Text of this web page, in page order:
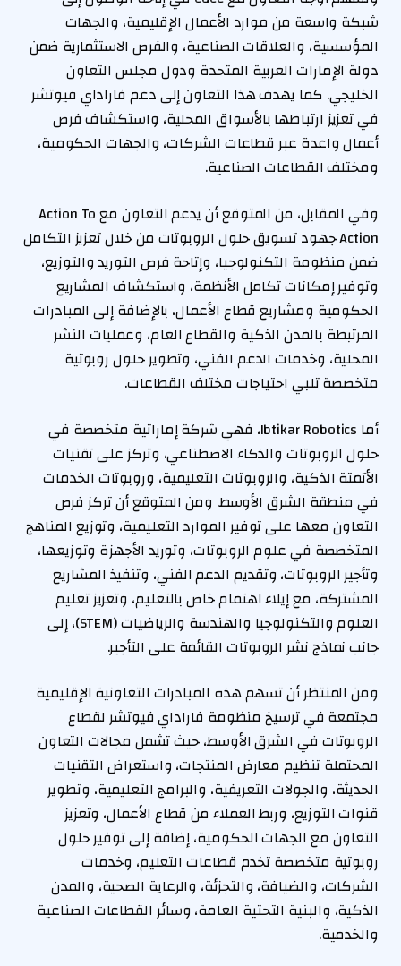
شبكة واسعة من موارد الأعمال الإقليمية، والجهات
المؤسسية، والعلاقات الصناعية، والفرص الاستثمارية ضمن
دولة الإمارات العربية المتحدة ودول مجلس التعاون
الخليجي. كما يهدف هذا التعاون إلى دعم فاراداي فيوتشر
في تعزيز ارتباطها بالأسواق المحلية، واستكشاف فرص
أعمال واعدة عبر قطاعات الشركات، والجهات الحكومية،
ومختلف القطاعات الصناعية.
وفي المقابل، من المتوقع أن يدعم التعاون مع Action To
Action جهود تسويق حلول الروبوتات من خلال تعزيز التكامل
ضمن منظومة التكنولوجيا، وإتاحة فرص التوريد والتوزيع،
وتوفير إمكانات تكامل الأنظمة، واستكشاف المشاريع
الحكومية ومشاريع قطاع الأعمال، بالإضافة إلى المبادرات
المرتبطة بالمدن الذكية والقطاع العام، وعمليات النشر
المحلية، وخدمات الدعم الفني، وتطوير حلول روبوتية
متخصصة تلبي احتياجات مختلف القطاعات.
أما Ibtikar Robotics، فهي شركة إماراتية متخصصة في
حلول الروبوتات والذكاء الاصطناعي، وتركز على تقنيات
الأتمتة الذكية، والروبوتات التعليمية، وروبوتات الخدمات
في منطقة الشرق الأوسط. ومن المتوقع أن تركز فرص
التعاون معها على توفير الموارد التعليمية، وتوزيع المناهج
المتخصصة في علوم الروبوتات، وتوريد الأجهزة وتوزيعها،
وتأجير الروبوتات، وتقديم الدعم الفني، وتنفيذ المشاريع
المشتركة، مع إيلاء اهتمام خاص بالتعليم، وتعزيز تعليم
العلوم والتكنولوجيا والهندسة والرياضيات (STEM)، إلى
جانب نماذج نشر الروبوتات القائمة على التأجير.
ومن المنتظر أن تسهم هذه المبادرات التعاونية الإقليمية
مجتمعة في ترسيخ منظومة فاراداي فيوتشر لقطاع
الروبوتات في الشرق الأوسط، حيث تشمل مجالات التعاون
المحتملة تنظيم معارض المنتجات، واستعراض التقنيات
الحديثة، والجولات التعريفية، والبرامج التعليمية، وتطوير
قنوات التوزيع، وربط العملاء من قطاع الأعمال، وتعزيز
التعاون مع الجهات الحكومية، إضافة إلى توفير حلول
روبوتية متخصصة تخدم قطاعات التعليم، وخدمات
الشركات، والضيافة، والتجزئة، والرعاية الصحية، والمدن
الذكية، والبنية التحتية العامة، وسائر القطاعات الصناعية
والخدمية.